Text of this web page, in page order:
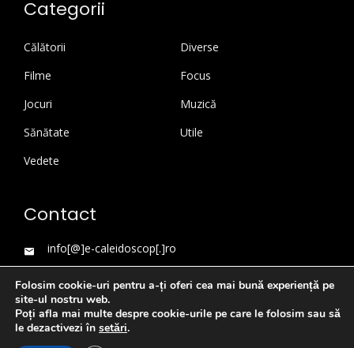
Categorii
Călătorii
Diverse
Filme
Focus
Jocuri
Muzică
Sănătate
Utile
Vedete
Contact
info[@]e-caleidoscop[.]ro
Folosim cookie-uri pentru a-ți oferi cea mai bună experiență pe
site-ul nostru web.
Poți afla mai multe despre cookie-urile pe care le folosim sau să
le dezactivezi în setări.